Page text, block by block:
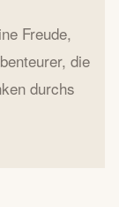
Freude,
die
durchs